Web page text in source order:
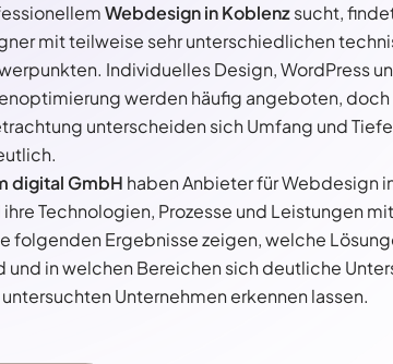
Webdesign in Koblenzsucht,
mit teilweise sehr unterschiedlichen
Individuelles Design, WordPress
werden häufig angeboten,
unterscheiden sich Umfang und
digital GmbH haben Anbieter für Webdesign
Technologien, Prozesse und Leistungen
folgenden Ergebnisse zeigen, welche
und in welchen Bereichen sich deutliche
Unternehmen erkennen lassen.